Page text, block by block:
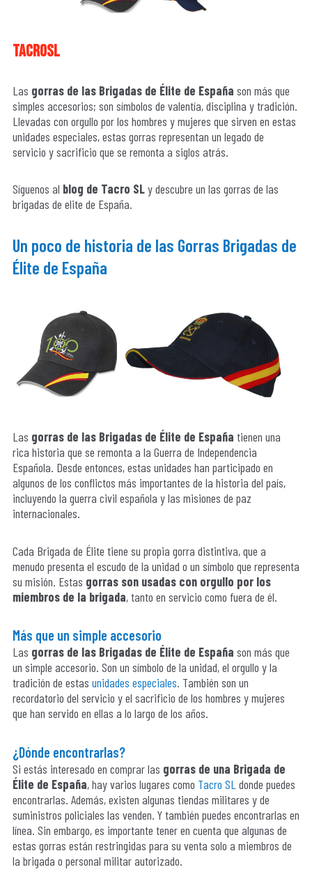
tacrosl
Las gorras de las Brigadas de Élite de España son más que
simples accesorios; son símbolos de valentía, disciplina y tradición.
Llevadas con orgullo por los hombres y mujeres que sirven en estas
unidades especiales, estas gorras representan un legado de
servicio y sacrificio que se remonta a siglos atrás.
Síguenos al blog de Tacro SLy descubre un las gorras de las
brigadas de elite de España.
Un poco de historia de las Gorras Brigadas de
Élite de España
Las gorras de las Brigadas de Élite de España tienen una
rica historia que se remonta a la Guerra de Independencia
Española. Desde entonces, estas unidades han participado en
algunos de los conflictos más importantes de la historia del país,
incluyendo la guerra civil española y las misiones de paz
internacionales.
Cada Brigada de Élite tiene su propia gorra distintiva, que a
menudo presenta el escudo de la unidad o un símbolo que representa
su misión. Estas gorras son usadas con orgullo por los
miembros de la brigada, tanto en servicio como fuera de él.
Más que un simple accesorio
Las gorras de las Brigadas de Élite de España son más que
un simple accesorio. Son un símbolo de la unidad, el orgullo y la
tradición de estas unidades especiales. También son un
recordatorio del servicio y el sacrificio de los hombres y mujeres
que han servido en ellas a lo largo de los años.
¿Dónde encontrarlas?
Si estás interesado en comprar las gorras de una Brigada de
Élite de España, hay varios lugares como Tacro SL donde puedes
encontrarlas. Además, existen algunas tiendas militares y de
suministros policiales las venden. Y también puedes encontrarlas en
línea. Sin embargo, es importante tener en cuenta que algunas de
estas gorras están restringidas para su venta solo a miembros de
la brigada o personal militar autorizado.